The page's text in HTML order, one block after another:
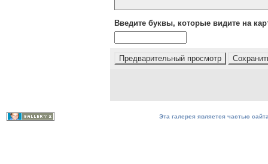
Введите буквы, которые видите на
Эта галерея является частью